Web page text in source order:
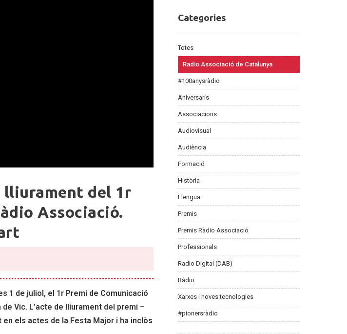
lliurament del 1r
Associació.
1 de juliol, el 1r Premi de Comunicació
Vic. L’acte de lliurament del premi –
en els actes de la Festa Major i ha inclòs
Categories
Categories
Totes
Radio Associació de Catalunya
#100anysràdio
Aniversaris
Associacions
Audiovisual
Audiència
Formació
Història
Llengua
Premis
Premis Ràdio Associació
Professionals
Radio Digital (DAB)
Ràdio
Xarxes i noves tecnologies
#pionersràdio